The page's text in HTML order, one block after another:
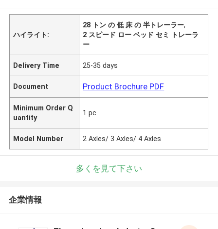
ハイライト:
28 トン の 低 床 の 半トレーラー,
2 スピード ロー ベッド セミ トレーラ
ー
Delivery Time 25-35 days
Document Product Brochure PDF
Minimum Order Q
uantity
1 pc
Model Number 2 Axles/ 3 Axles/ 4 Axles
多くを見て下さい
企業情報